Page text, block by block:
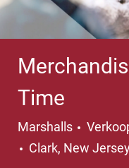
Time
Marshalls
Plaats
Clark, New